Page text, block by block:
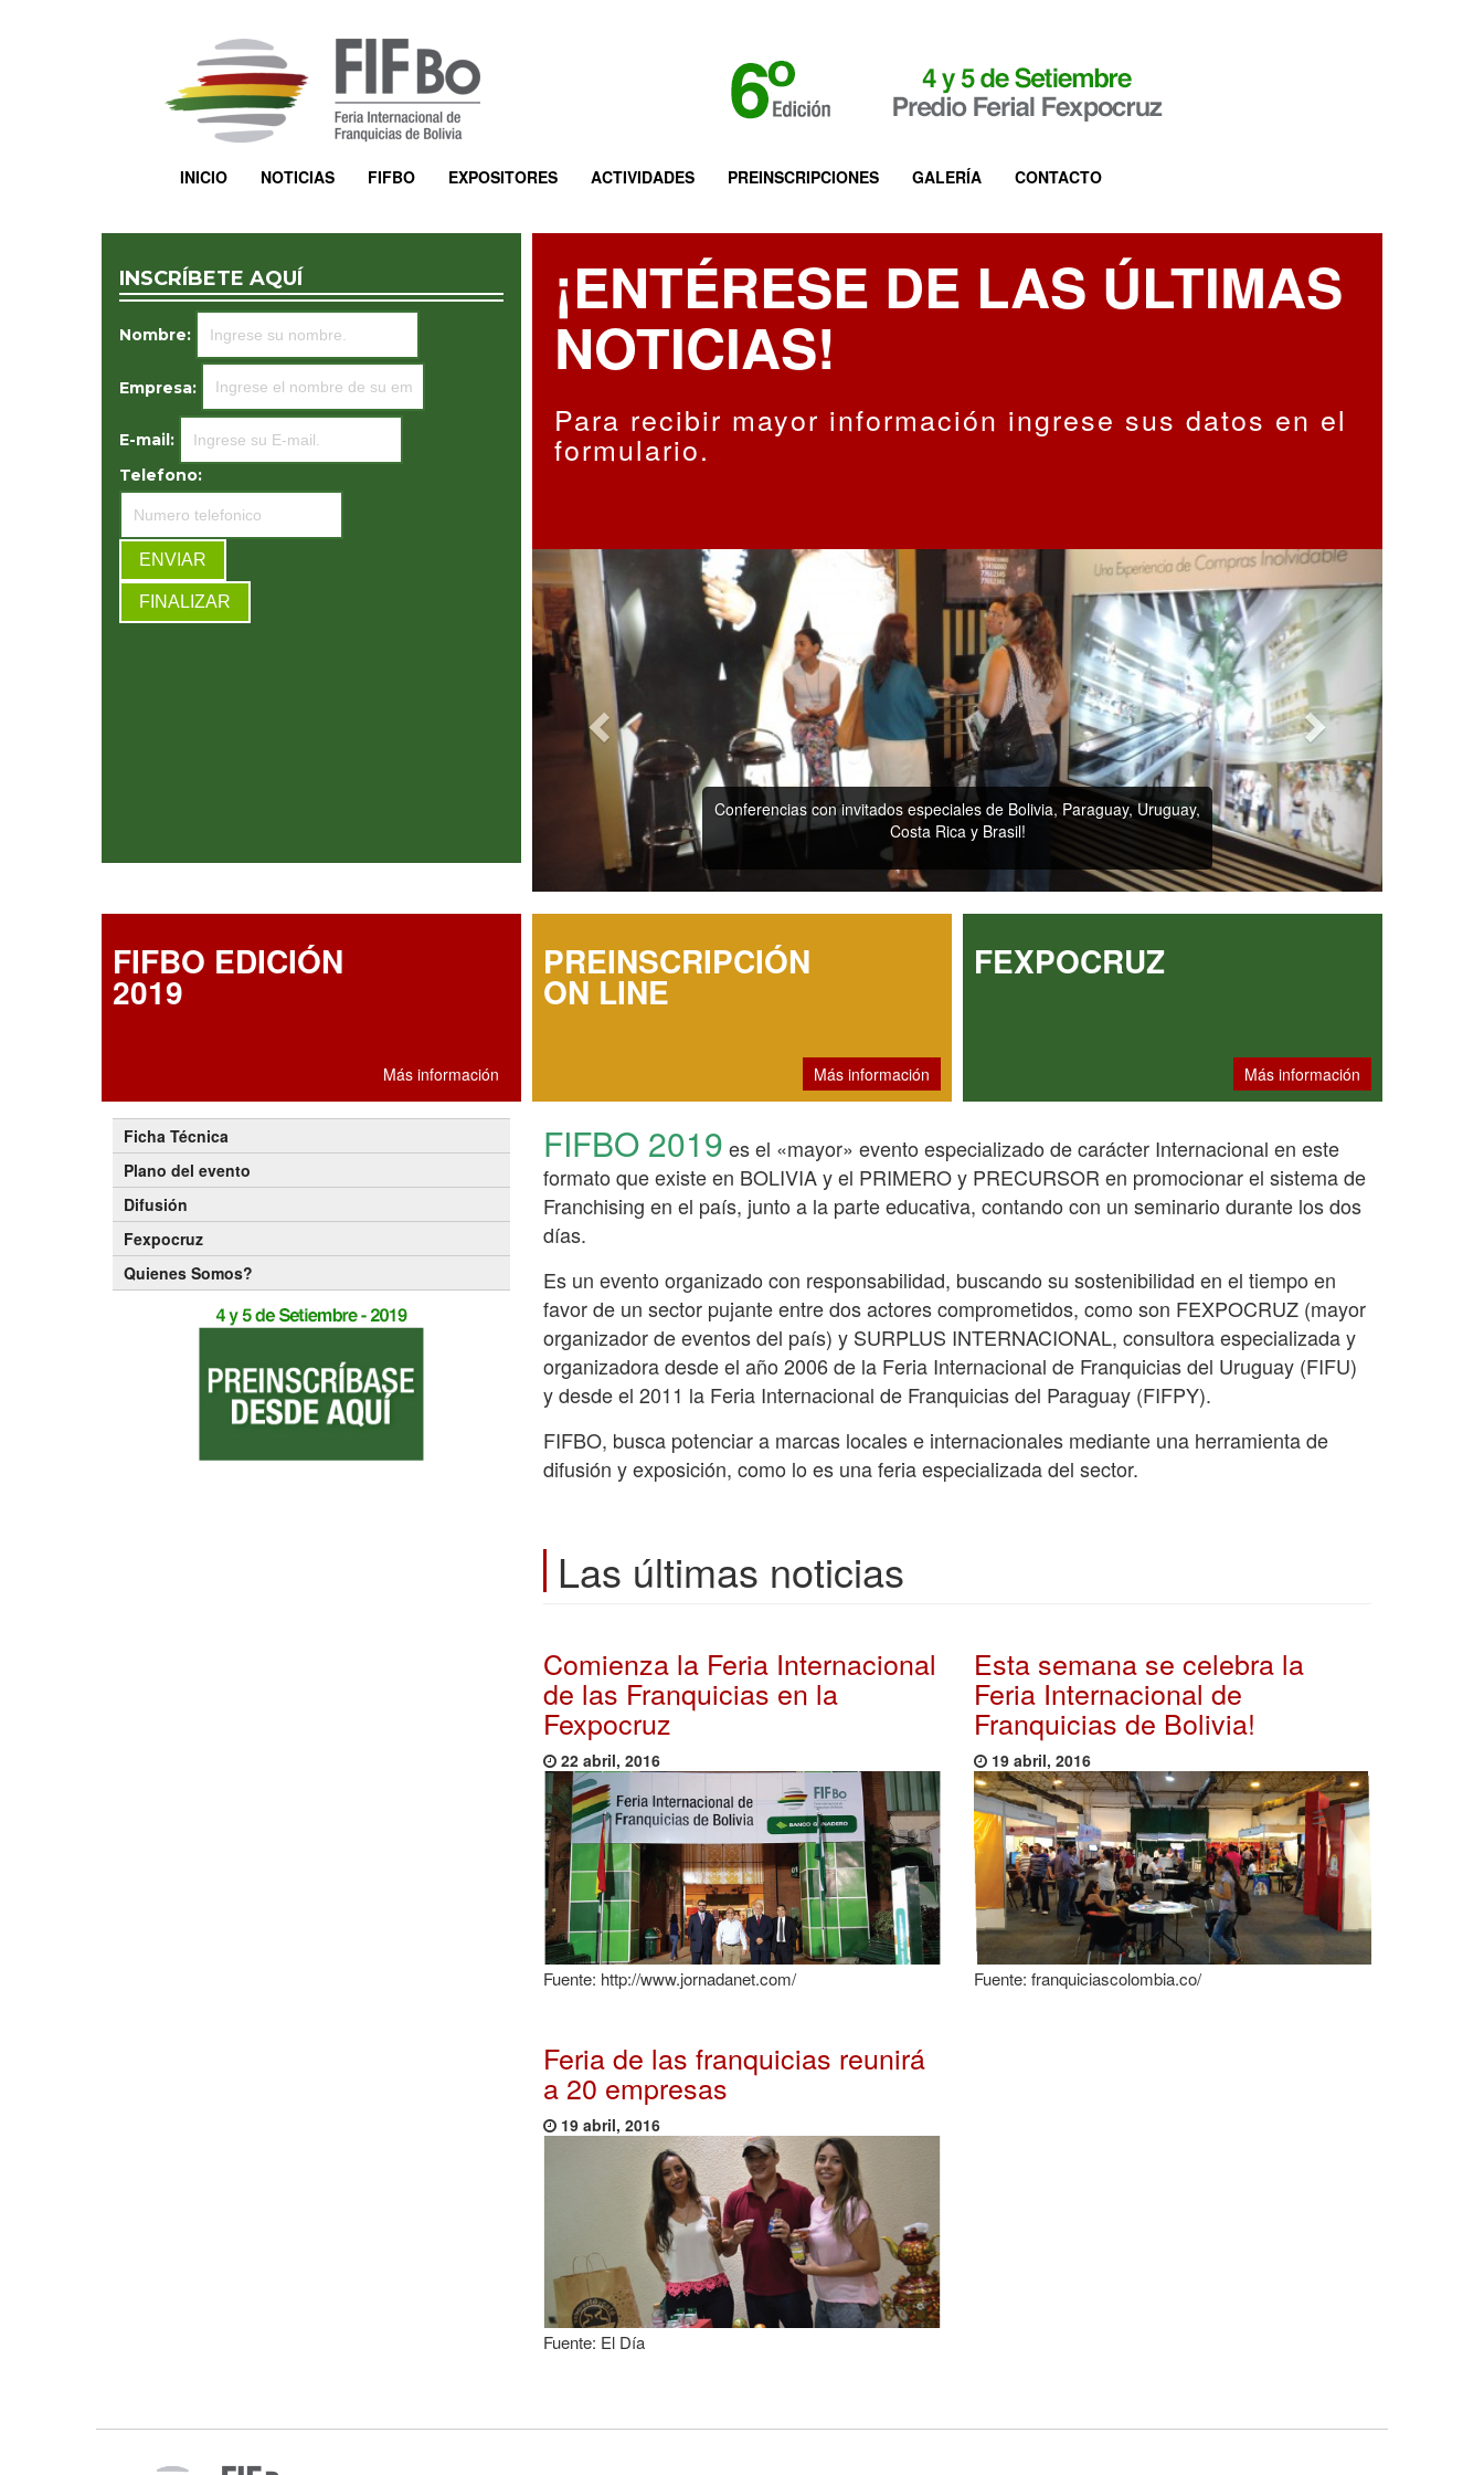
INICIO NOTICIAS FIFBO EXPOSITORES ACTIVIDADES PREINSCRIPCIONES GALERÍA CONTACTO
¡ENTÉRESE DE LAS ÚLTIMAS
NOTICIAS!
Para recibir mayor información ingrese sus datos en el
formulario.
Mas de 20 expositores de distintos rubros!! No te puedes perder esta
oportunidad!
FIFBO EDICIÓN
2019
Más información
PREINSCRIPCIÓN
ON LINE
Más información
FEXPOCRUZ
Más información
Ficha Técnica
Plano del evento
Difusión
Fexpocruz
Quienes Somos?
FIFBO 2019 es el «mayor» evento especializado de carácter Internacional en este
formato que existe en BOLIVIA y el PRIMERO y PRECURSOR en promocionar el sistema de
Franchising en el país, junto a la parte educativa, contando con un seminario durante los dos
días.
Es un evento organizado con responsabilidad, buscando su sostenibilidad en el tiempo en
favor de un sector pujante entre dos actores comprometidos, como son FEXPOCRUZ (mayor
organizador de eventos del país) y SURPLUS INTERNACIONAL, consultora especializada y
organizadora desde el año 2006 de la Feria Internacional de Franquicias del Uruguay (FIFU)
y desde el 2011 la Feria Internacional de Franquicias del Paraguay (FIFPY).
FIFBO, busca potenciar a marcas locales e internacionales mediante una herramienta de
difusión y exposición, como lo es una feria especializada del sector.
Las últimas noticias
Comienza la Feria Internacional
de las Franquicias en la
Fexpocruz
22 abril, 2016
Fuente: http://www.jornadanet.com/
Esta semana se celebra la
Feria Internacional de
Franquicias de Bolivia!
19 abril, 2016
Fuente: franquiciascolombia.co/
Feria de las franquicias reunirá
a 20 empresas
19 abril, 2016
Fuente: El Día